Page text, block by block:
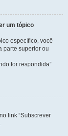
um tópico
específico, você
parte superior ou
for respondida”
link “Subscrever